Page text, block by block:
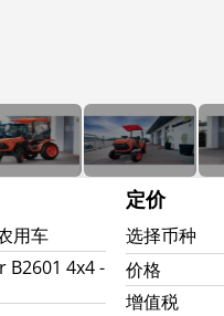
用车
B2601 4x4 -
定价
选择币种
价格
增值税